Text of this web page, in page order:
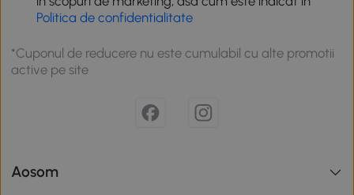
Politica de confidentialitate
*Cuponul de reducere nu este cumulabil cu alte promotii
active pe site
Aosom